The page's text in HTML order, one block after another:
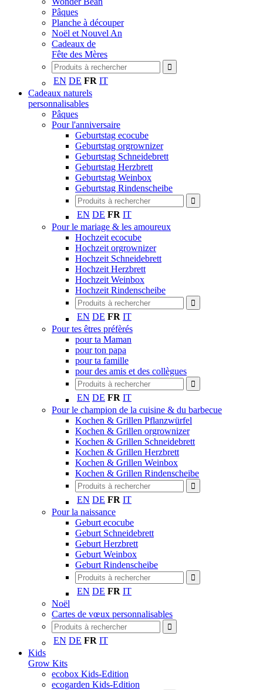
Pâques
Planche à découper
Noël et Nouvel An
Cadeaux de
Fête des Mères
EN DE FR IT
Cadeaux naturels
personnalisables
Pâques
Pour l'anniversaire
Geburtstag ecocube
Geburtstag orgrownizer
Geburtstag Schneidebrett
Geburtstag Herzbrett
Geburtstag Weinbox
Geburtstag Rindenscheibe
EN DE FR IT
Pour le mariage & les amoureux
Hochzeit ecocube
Hochzeit orgrownizer
Hochzeit Schneidebrett
Hochzeit Herzbrett
Hochzeit Weinbox
Hochzeit Rindenscheibe
EN DE FR IT
Pour tes êtres préfèrés
pour ta Maman
pour ton papa
pour ta famille
pour des amis et des collègues
EN DE FR IT
Pour le champion de la cuisine & du barbecue
Kochen & Grillen Pflanzwürfel
Kochen & Grillen orgrownizer
Kochen & Grillen Schneidebrett
Kochen & Grillen Herzbrett
Kochen & Grillen Weinbox
Kochen & Grillen Rindenscheibe
EN DE FR IT
Pour la naissance
Geburt ecocube
Geburt Schneidebrett
Geburt Herzbrett
Geburt Weinbox
Geburt Rindenscheibe
EN DE FR IT
Noël
Cartes de vœux personnalisables
EN DE FR IT
Kids
Grow Kits
ecobox Kids-Edition
ecogarden Kids-Edition